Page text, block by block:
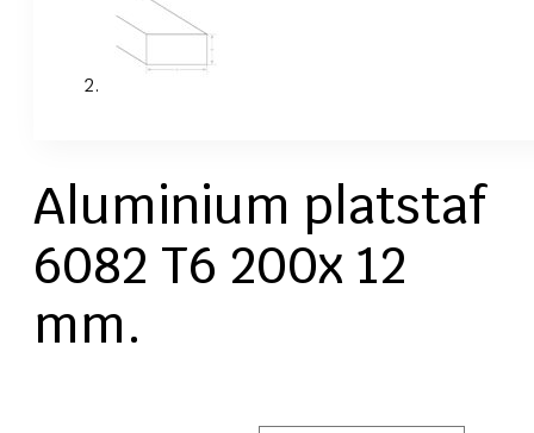
Aluminium platstaf
6082 T6 200x 12
mm.